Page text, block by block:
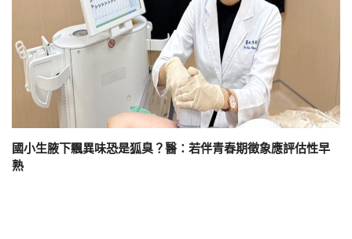
國小生腋下飄異味恐是狐臭？醫：若伴青春期徵象應評估性早
熟